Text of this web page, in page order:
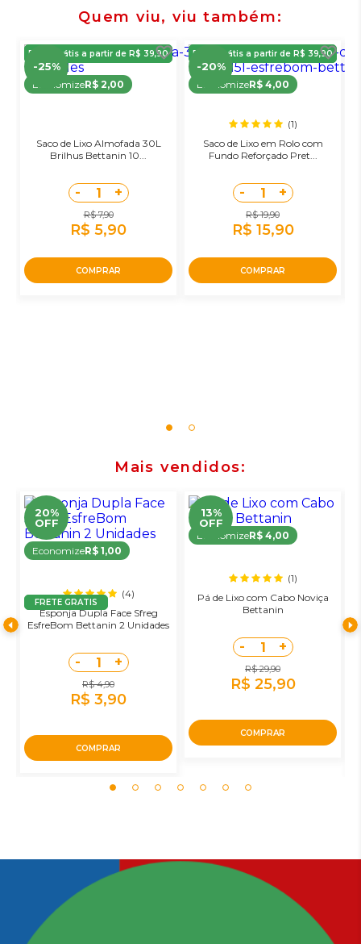
Quem viu, viu também
Frete Grátis a partir de R$ 39,90
-25%
EconomizeR$ 2,00
Saco de Lixo Almofada 30L
Brilhus Bettanin 10...
- 1 +
R$ 7,90
R$ 5,90
COMPRAR
Frete Grátis a partir de R$ 39,90
-20%
EconomizeR$ 4,00
(1)
Saco de Lixo em Rolo com
Fundo Reforçado Pret...
- 1 +
R$ 19,90
R$ 15,90
COMPRAR
Mais vendidos
FRETE GRATIS
20%
OFF
EconomizeR$ 1,00
(4)
Esponja Dupla Face Sfreg
EsfreBom Bettanin 2 Unidades
- 1 +
R$ 4,90
R$ 3,90
COMPRAR
13%
OFF
EconomizeR$ 4,00
(1)
Pá de Lixo com Cabo Noviça
Bettanin
- 1 +
R$ 29,90
R$ 25,90
COMPRAR